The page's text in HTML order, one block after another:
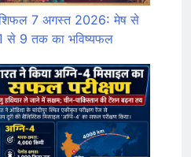
7 अगस्त 2026: मेष से
से 9 तक का भविष्यफल